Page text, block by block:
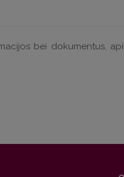
bei dokumentus,